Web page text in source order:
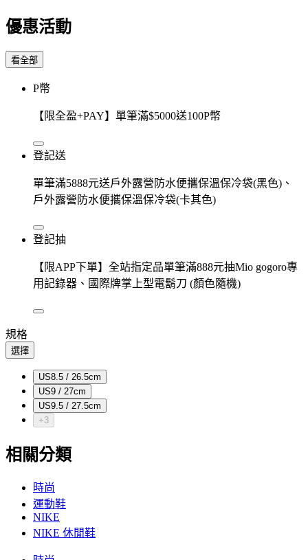
優惠活動
看全部
P幣
【限全盈+PAY】單筆滿$5000送100P幣
登記送
單筆滿5888元送戶外露營防水便攜保溫保冷袋(黑色)、
戶外露營防水便攜保溫保冷袋(卡其色)
登記抽
【限APP下單】全站指定品單筆滿888元抽Mio gogoro專
用記錄器、國際牌掌上型電鬍刀 (顏色隨機)
規格
選擇
US8.5 / 26.5cm
US9 / 27cm
US9.5 / 27.5cm
+3
相關分類
時尚
運動鞋
NIKE
NIKE 休閒鞋